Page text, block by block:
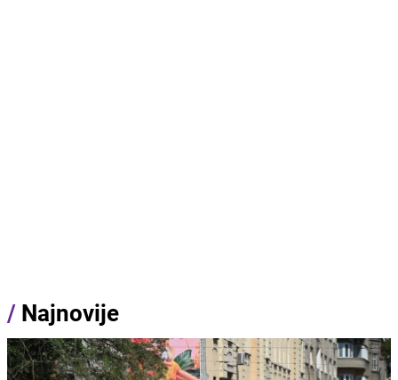
/ Najnovije